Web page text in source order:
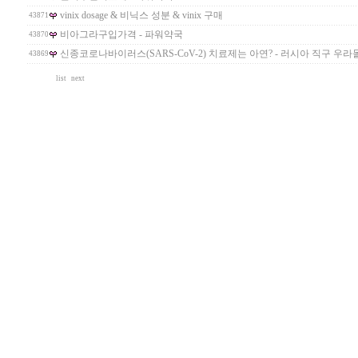
43871 vinix dosage & 비닉스 성분 & vinix 구매
43870 비아그라구입가격 - 파워약국
43869 신종코로나바이러스(SARS-CoV-2) 치료제는 아연? - 러시아 직구 우라
list next